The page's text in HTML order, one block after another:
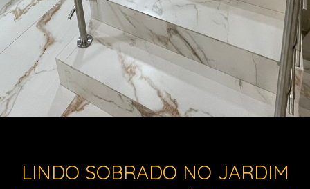
LINDO SOBRADO NO JARDIM